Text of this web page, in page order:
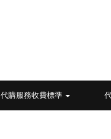
代購服務收費標準